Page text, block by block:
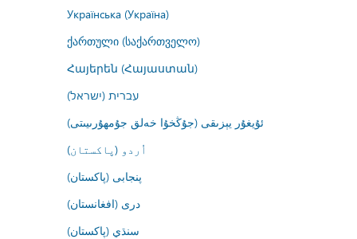
Українська (Україна)
ქართული (საქართველო)
Հայերեն (Հայաստան)
עברית (ישראל)
ئۇيغۇر يېزىقى (جۇڭخۇا خەلق جۇمھۇرىيىتى)
اُردو (پاکستان)
پنجابی (پاکستان)
درى (افغانستان)
سنڌي (پاکستان)